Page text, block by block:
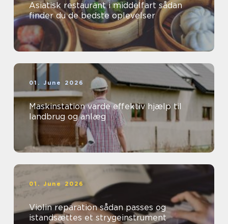
Asiatisk restaurant i middelfart sådan
finder du de bedste oplevelser
01. June 2026
Maskinstation varde effektiv hjælp til
landbrug og anlæg
01. June 2026
Violin reparation sådan passes og
istandsættes et strygeinstrument